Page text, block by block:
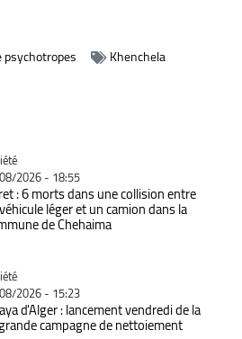
psychotropes
Khenchela
2026 - 18:55
: 6 morts dans une collision entre
léger et un camion dans la
de Chehaima
2026 - 15:23
d'Alger : lancement vendredi de la
campagne de nettoiement